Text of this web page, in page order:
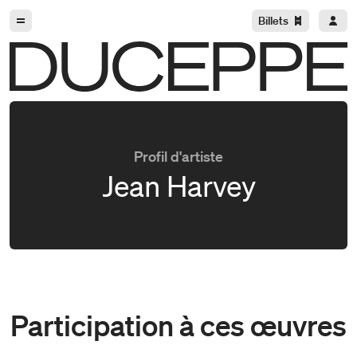
Billets
Profil d'artiste
Jean Harvey
Participation à ces œuvres